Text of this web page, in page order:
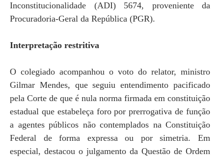
Inconstitucionalidade (ADI) 5674, proveniente da
Procuradoria-Geral da República (PGR).
Interpretação restritiva
O colegiado acompanhou o voto do relator, ministro
Gilmar Mendes, que seguiu entendimento pacificado
pela Corte de que é nula norma firmada em constituição
estadual que estabeleça foro por prerrogativa de função
a agentes públicos não contemplados na Constituição
Federal de forma expressa ou por simetria. Em
especial, destacou o julgamento da Questão de Ordem